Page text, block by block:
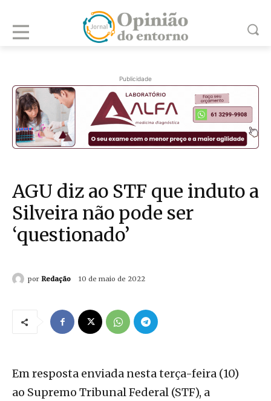
Publicidade
AGU diz ao STF que induto a
Silveira não pode ser
‘questionado’
por Redação 10 de maio de 2022
Em resposta enviada nesta terça-feira (10)
ao Supremo Tribunal Federal (STF), a